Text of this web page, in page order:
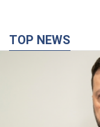
TOP NEWS